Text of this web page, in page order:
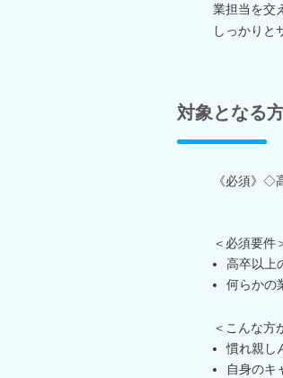
業担当を交
しっかりと
対象となる
《必須》◇
＜必須要件
高卒以上
何らかの
＜こんな方
慣れ親し
自身のキ